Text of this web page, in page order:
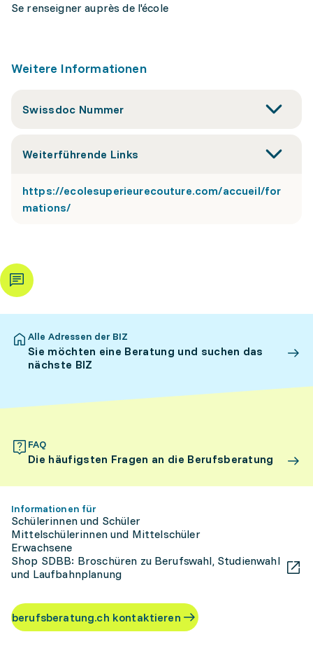
Se renseigner auprès de l'école
Weitere Informationen
Swissdoc Nummer
Weiterführende Links
https://ecolesuperieurecouture.com/accueil/for
mations/
Alle Adressen der BIZ
Sie möchten eine Beratung und suchen das
nächste BIZ
FAQ
Die häufigsten Fragen an die Berufsberatung
Informationen für
Schülerinnen und Schüler
Mittelschülerinnen und Mittelschüler
Erwachsene
Shop SDBB: Broschüren zu Berufswahl, Studienwahl
und Laufbahnplanung
berufsberatung.ch kontaktieren